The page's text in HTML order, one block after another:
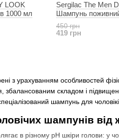
з урахуванням особливостей
збалансованим складом і
шампунь для
шампунів від
в різному pH шкіри голови: у
LOOK
1000 мл
Sergilac The Men
Шампунь
кондиціонуючий
450 грн
419 грн